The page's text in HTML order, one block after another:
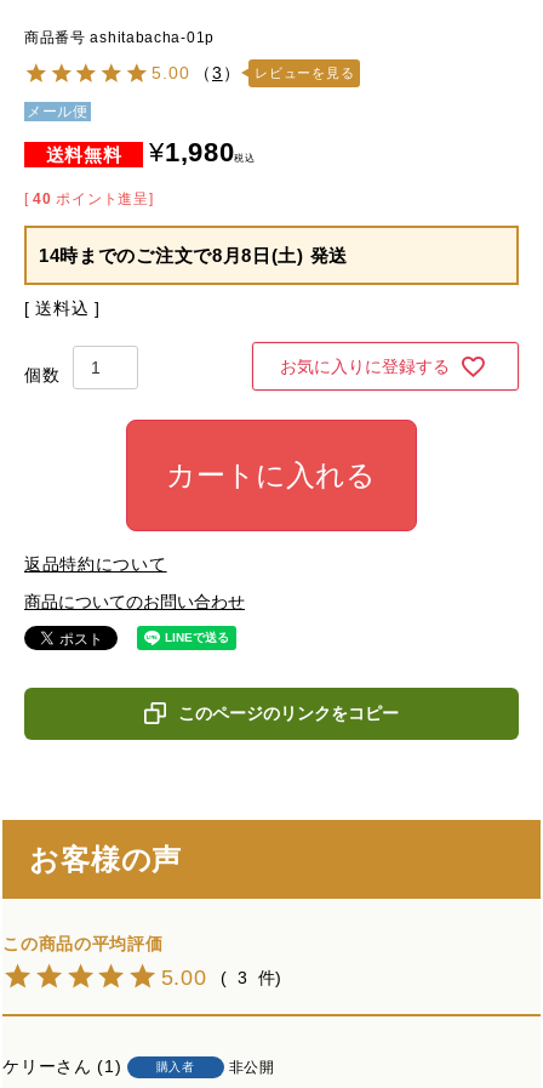
商品番号 ashitabacha-01p
5.00 （3 ） レビューを見る
メール便
¥1,980税込
[ 40 ポイント進呈]
14時までのご注文で8月8日(土) 発送
送料込
お気に入りに登録する
カートに入れる
返品特約について
商品についてのお問い合わせ
このページのリンクをコピー
お客様の声
5.00 3
ケリー 1 購入者
非公開